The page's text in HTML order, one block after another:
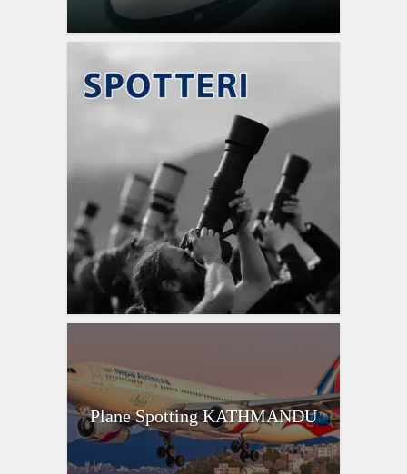
Plane Spotting KATHMANDU